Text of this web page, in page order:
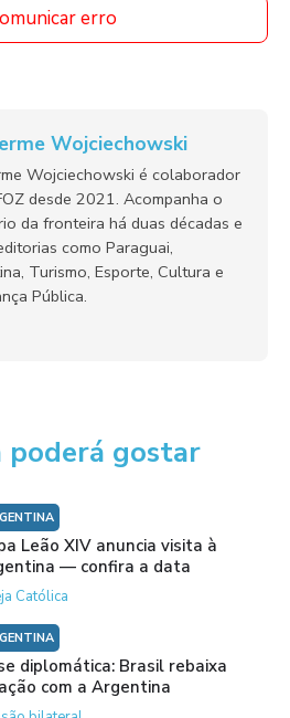
erro
Wojciechowski
Wojciechowski é colaborador
desde 2021. Acompanha o
da fronteira há duas décadas e
como Paraguai,
Turismo, Esporte, Cultura e
Pública.
poderá gostar
Leão XIV anuncia visita à
— confira a data
Católica
diplomática: Brasil rebaixa
com a Argentina